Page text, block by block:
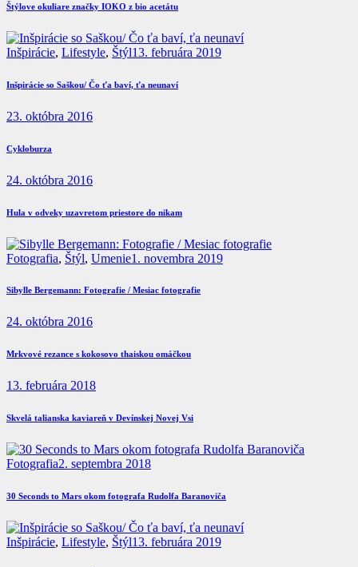
Štýlove okuliare značky IOKO z bio acetátu
Inšpirácie, Lifestyle, Štýl13. februára 2019
Inšpirácie so Saškou/ Čo ťa baví, ťa neunaví
23. októbra 2016
Cykloburza
24. októbra 2016
Hula v odveky uzavretom priestore do nikam
Fotografia, Štýl, Umenie1. novembra 2019
Sibylle Bergemann: Fotografie / Mesiac fotografie
24. októbra 2016
Mrkvové rezance s kokosovo thaiskou omáčkou
13. februára 2018
Skvelá talianska kaviareň v Devínskej Novej Vsi
Fotografia2. septembra 2018
30 Seconds to Mars okom fotografa Rudolfa Baranoviča
Inšpirácie, Lifestyle, Štýl13. februára 2019